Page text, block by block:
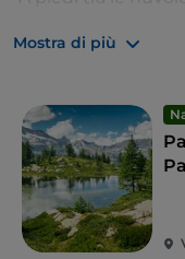
all’insegna di una
automobilistico.
Mostra di più